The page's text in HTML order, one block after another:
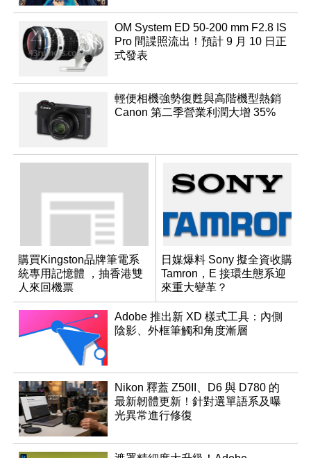
OM System ED 50-200 mm F2.8 IS
Pro 間諜照流出！預計 9 月 10 日正
式發表
輕便相機強勢復甦與高階機型熱銷
Canon 第二季營業利潤大增 35%
購買Kingston品牌筆電系
統專用記憶體 ，抽香港雙
人來回機票
日媒爆料 Sony 擬全資收購
Tamron，E 接環生態系迎
來重大變革？
Adobe 推出新 XD 樣式工具：內側
陰影、外框筆觸和角度漸層
Nikon 釋蓋 Z50II、D6 與 D780 的
最新韌體更新！針對選單語系及曝
光異常進行修復